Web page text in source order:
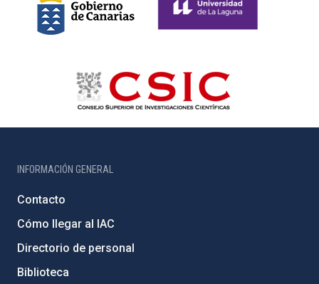
INFORMACIÓN GENERAL
Contacto
Cómo llegar al IAC
Directorio de personal
Biblioteca